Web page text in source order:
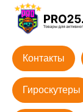
Контакты
Гироскутеры